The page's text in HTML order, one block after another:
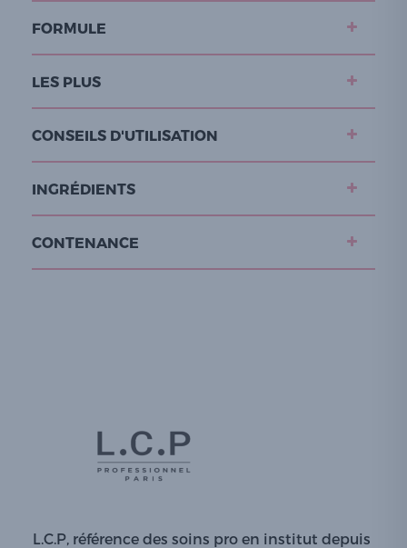
FORMULE
LES PLUS
CONSEILS D'UTILISATION
INGRÉDIENTS
CONTENANCE
L.C.P, référence des soins pro en institut depuis